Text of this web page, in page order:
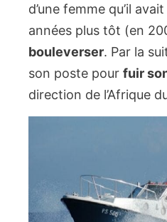
d’une femme qu’il
années plus tôt (en
bouleverser. Par la
son poste pour fuir
direction de l’Afrique